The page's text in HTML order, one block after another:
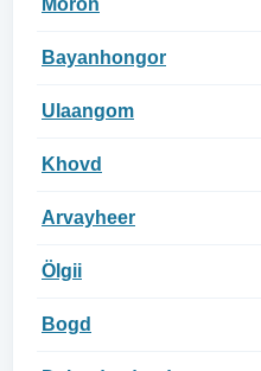
Möron
Bayanhongor
Ulaangom
Khovd
Arvayheer
Ölgii
Bogd